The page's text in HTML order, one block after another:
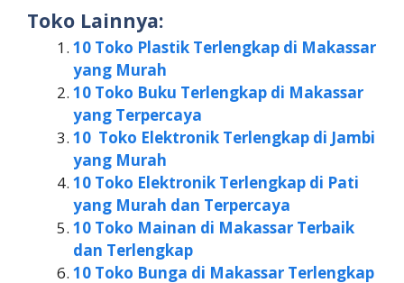
Toko Lainnya:
10 Toko Plastik Terlengkap di Makassar
yang Murah
10 Toko Buku Terlengkap di Makassar
yang Terpercaya
10 Toko Elektronik Terlengkap di Jambi
yang Murah
10 Toko Elektronik Terlengkap di Pati
yang Murah dan Terpercaya
10 Toko Mainan di Makassar Terbaik
dan Terlengkap
10 Toko Bunga di Makassar Terlengkap